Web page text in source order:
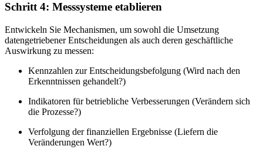
Schritt 4: Messsysteme etablieren
Entwickeln Sie Mechanismen, um sowohl die Umsetzung
datengetriebener Entscheidungen als auch deren geschäftliche
Auswirkung zu messen:
Kennzahlen zur Entscheidungsbefolgung (Wird nach den
Erkenntnissen gehandelt?)
Indikatoren für betriebliche Verbesserungen (Verändern sich
die Prozesse?)
Verfolgung der finanziellen Ergebnisse (Liefern die
Veränderungen Wert?)